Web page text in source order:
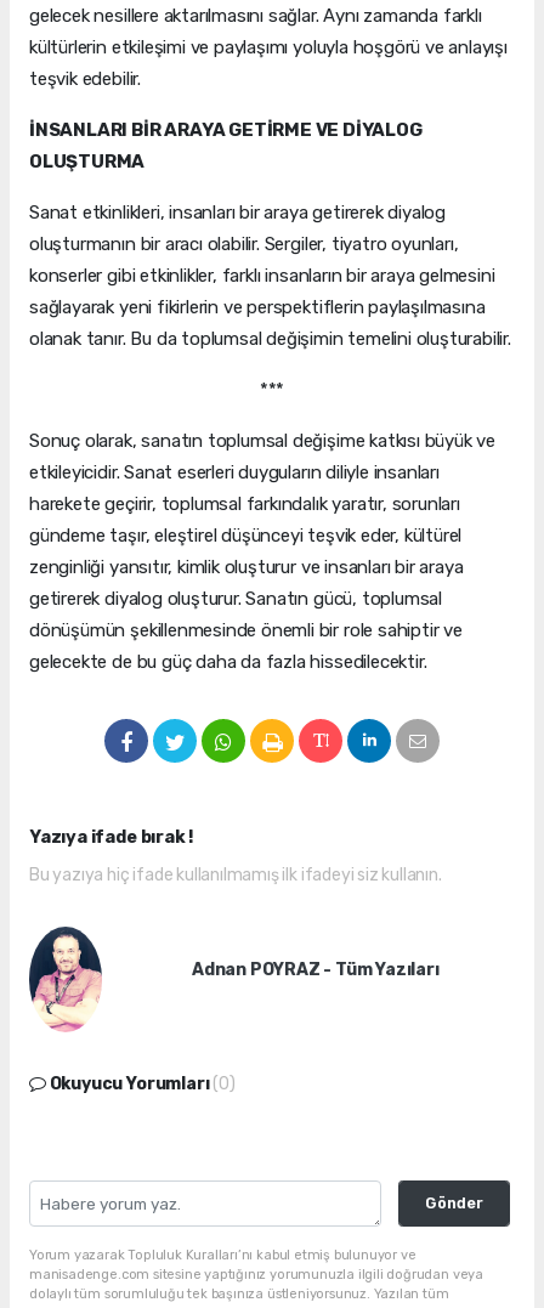
gelecek nesillere aktarılmasını sağlar. Aynı zamanda farklı
kültürlerin etkileşimi ve paylaşımı yoluyla hoşgörü ve anlayışı
teşvik edebilir.
İNSANLARI BİR ARAYA GETİRME VE DİYALOG
OLUŞTURMA
Sanat etkinlikleri, insanları bir araya getirerek diyalog
oluşturmanın bir aracı olabilir. Sergiler, tiyatro oyunları,
konserler gibi etkinlikler, farklı insanların bir araya gelmesini
sağlayarak yeni fikirlerin ve perspektiflerin paylaşılmasına
olanak tanır. Bu da toplumsal değişimin temelini oluşturabilir.
***
Sonuç olarak, sanatın toplumsal değişime katkısı büyük ve
etkileyicidir. Sanat eserleri duyguların diliyle insanları
harekete geçirir, toplumsal farkındalık yaratır, sorunları
gündeme taşır, eleştirel düşünceyi teşvik eder, kültürel
zenginliği yansıtır, kimlik oluşturur ve insanları bir araya
getirerek diyalog oluşturur. Sanatın gücü, toplumsal
dönüşümün şekillenmesinde önemli bir role sahiptir ve
gelecekte de bu güç daha da fazla hissedilecektir.
Yazıya ifade bırak !
Bu yazıya hiç ifade kullanılmamış ilk ifadeyi siz kullanın.
Adnan POYRAZ - Tüm Yazıları
Okuyucu Yorumları(0)
Gönder
Yorum yazarak Topluluk Kuralları’nı kabul etmiş bulunuyor ve
manisadenge.com sitesine yaptığınız yorumunuzla ilgili doğrudan veya
dolaylı tüm sorumluluğu tek başınıza üstleniyorsunuz. Yazılan tüm